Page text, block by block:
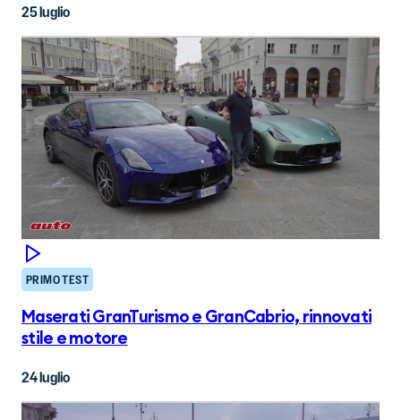
25 luglio
PRIMO TEST
Maserati GranTurismo e GranCabrio, rinnovati
stile e motore
24 luglio